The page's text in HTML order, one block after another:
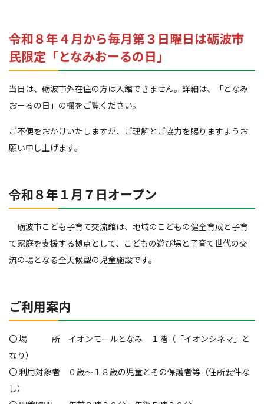
令和８年４月から毎月第３日曜日は砺波市
民限定「となみおーるの日」
当日は、砺波市外在住の方は入館できません。詳細は、「となみ
おーるの日」の欄をご覧ください。
ご不便をおかけいたしますが、ご理解とご協力を賜りますようお
願い申し上げます。
令和８年１月７日オープン
砺波市こども子育て交流館は、地域のこどもの健全育成と子育
て家庭を支援する拠点として、こどもの遊び場と子育て世代の交
流の場となる全天候型の児童施設です。
ご利用案内
〇 場 所 イオンモールとなみ １階（「イオンシネマ」と
なり）
〇 利用対象者 ０歳～１８歳の児童とその保護者等（住所要件な
し）